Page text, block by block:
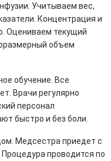
Учитываем вес,
Концентрация и
Оцениваем текущий
объем
обучение. Все
Врачи регулярно
персонал
быстро и без боли.
Медсестра приедет с
проводится по